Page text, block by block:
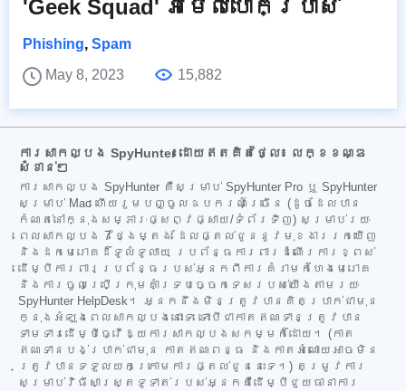
'Geek Squad' អ៊ីម៉ែលបោកប្រាស់
Phishing, Spam
May 8, 2023
15,882
ការសាកល្បង SpyHunter ដោយឥតគិតថ្លៃ៖ លក្ខខណ្ឌ
សំខាន់ៗ
ការសាកល្បង SpyHunter គឺសម្រាប់ SpyHunter Pro ឬ SpyHunter
សម្រាប់ Mac ហើយរួមបញ្ចូលឧបករណ៍ច្រើន (ដូចដែលបាន
កំណត់នៅក្នុងសម្ភារៈផ្សព្វផ្សាយ/ទំព័រទិញ) សម្រាប់រយៈ
ពេលសាកល្បង 7 ថ្ងៃម្តង ដែលផ្តល់ជូននូវមុខងាររកឃើញ
និងដកមេរោគដ៏ទូលំទូលាយ ប្រព័ន្ធការពារដំណើរការខ្ពស់
ដើម្បីការពារប្រព័ន្ធរបស់អ្នកពីការគំរាមកំហែងមេរោគ
និងការចូលប្រើក្រុមគាំទ្របច្ចេកទេសរបស់យើងតាមរយៈ
SpyHunter HelpDesk។ អ្នកនឹងមិនត្រូវបានគិតប្រាក់ជាមុន
ក្នុងអំឡុងពេលសាកល្បងនោះទេ ទោះបីជាកាតឥណទានត្រូវបាន
ទាមទារដើម្បីធ្វើឱ្យការសាកល្បងសកម្មក៏ដោយ។ (កាត
ឥណទានបង់ប្រាក់ជាមុន កាតឥណពន្ធ និងកាតអំណោយអាចមិន
ត្រូវបានទទួលយកក្រោមការផ្តល់ជូននេះទេ។) តម្រូវការ
សម្រាប់វិធីសាស្ត្រទូទាត់របស់អ្នកគឺដើម្បីជួយធានាការ